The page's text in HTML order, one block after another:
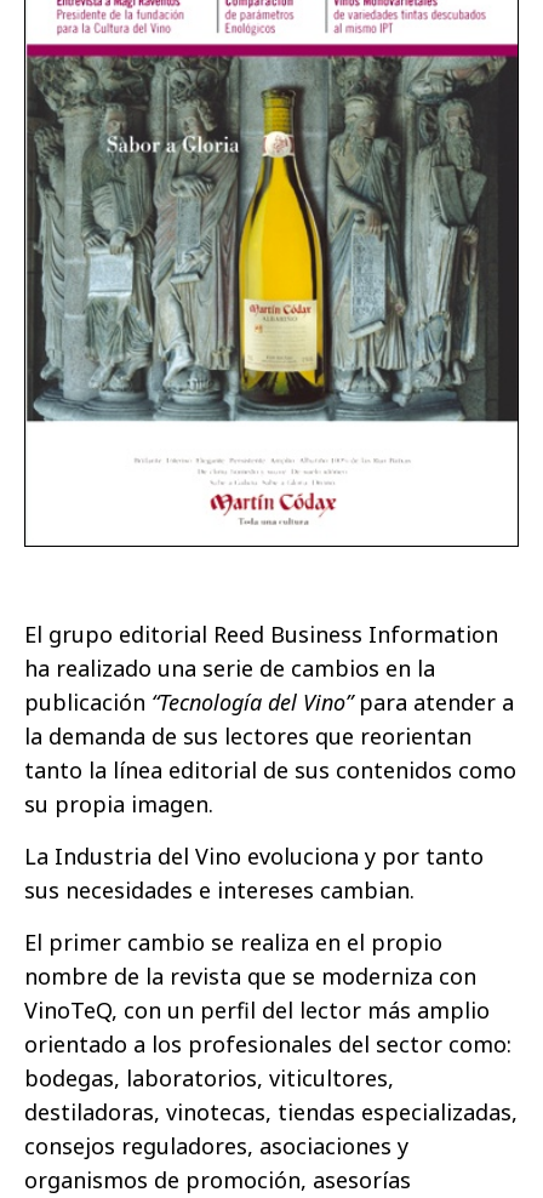
El grupo editorial Reed Business Information
ha realizado una serie de cambios en la
publicación “Tecnología del Vino”para atender a
la demanda de sus lectores que reorientan
tanto la línea editorial de sus contenidos como
su propia imagen.
La Industria del Vino evoluciona y por tanto
sus necesidades e intereses cambian.
El primer cambio se realiza en el propio
nombre de la revista que se moderniza con
VinoTeQ, con un perfil del lector más amplio
orientado a los profesionales del sector como:
bodegas, laboratorios, viticultores,
destiladoras, vinotecas, tiendas especializadas,
consejos reguladores, asociaciones y
organismos de promoción, asesorías